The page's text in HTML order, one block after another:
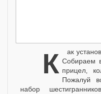
Как установить прицел на винтовку 1 шаг Собираем
прицел,
Пожалуй
набор